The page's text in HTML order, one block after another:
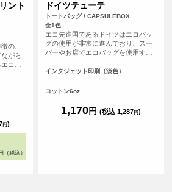
ント
の、
がら
コバ
で
も使
円)
円（税込）
ドイツテューテ
トートバッグ / CAPSULEBOX
全1色
エコ先進国であるドイツはエコバッ
グの使用が非常に進んでおり、スー
パーやお店でエコバッグを使用する
ラーなおしゃれなエコバッグと同じ
ーテ」にオリジナルプリントをしよ
かけても負担が少ない。見た目がと
ってもかわいいエコバッグです（※
インクジェット印刷（淡色）
コットン6oz
1,170円 (税込 1,287円)